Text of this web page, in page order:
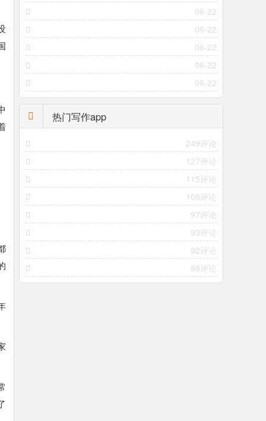
06-22
06-22
06-22
06-22
06-22
热门写作app
249评论
127评论
115评论
108评论
97评论
93评论
92评论
88评论